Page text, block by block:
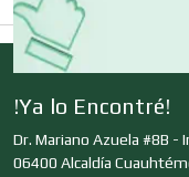
Dulcerías
!Ya lo Encontré!
Dr. Mariano Azuela #8B -
06400 Alcaldía